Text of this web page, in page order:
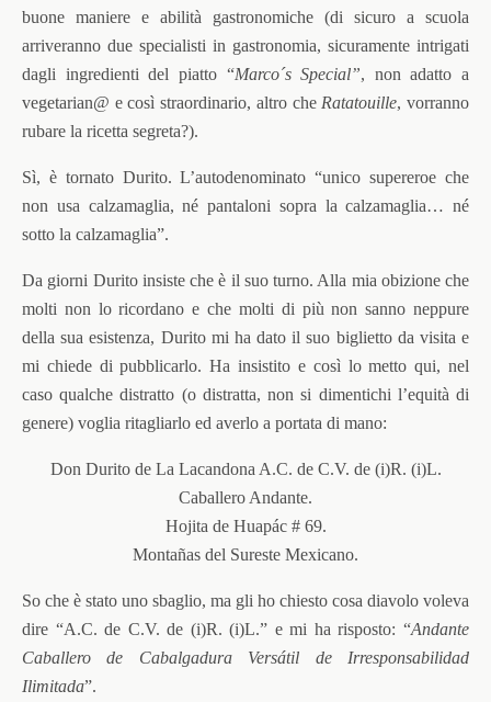
buone maniere e abilità gastronomiche (di sicuro a scuola
arriveranno due specialisti in gastronomia, sicuramente intrigati
dagli ingredienti del piatto “Marco´s Special”, non adatto a
vegetarian@ e così straordinario, altro che Ratatouille, vorranno
rubare la ricetta segreta?).
Sì, è tornato Durito. L’autodenominato “unico supereroe che
non usa calzamaglia, né pantaloni sopra la calzamaglia… né
sotto la calzamaglia”.
Da giorni Durito insiste che è il suo turno. Alla mia obizione che
molti non lo ricordano e che molti di più non sanno neppure
della sua esistenza, Durito mi ha dato il suo biglietto da visita e
mi chiede di pubblicarlo. Ha insistito e così lo metto qui, nel
caso qualche distratto (o distratta, non si dimentichi l’equità di
genere) voglia ritagliarlo ed averlo a portata di mano:
Don Durito de La Lacandona A.C. de C.V. de (i)R. (i)L.
Caballero Andante.
Hojita de Huapác # 69.
Montañas del Sureste Mexicano.
So che è stato uno sbaglio, ma gli ho chiesto cosa diavolo voleva
dire “A.C. de C.V. de (i)R. (i)L.” e mi ha risposto: “Andante
Caballero de Cabalgadura Versátil de Irresponsabilidad
Ilimitada”.